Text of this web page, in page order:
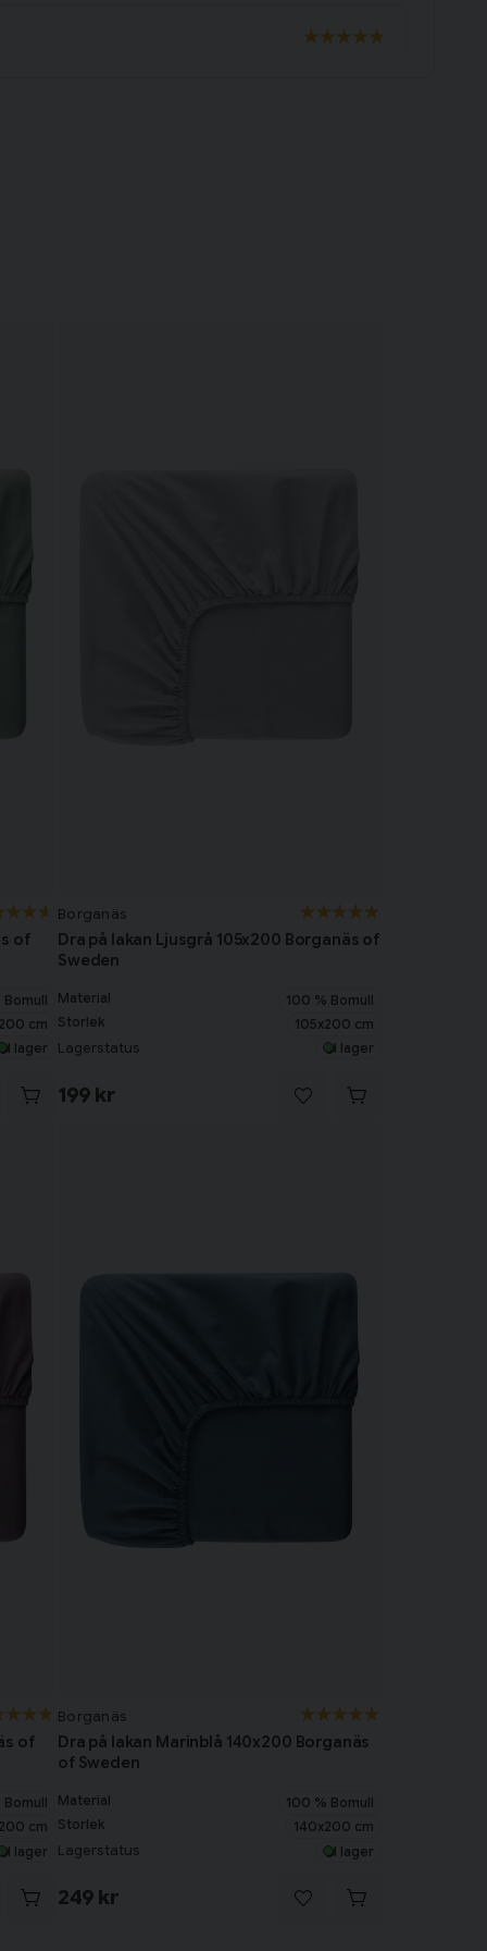
of
Bomull
cm
I lager
Borganäs
Dra på lakan Ljusgrå 105x200 Borganäs of
Sweden
Material
100 % Bomull
Storlek
105x200 cm
Lagerstatus I lager
199 kr
of
Bomull
cm
I lager
Borganäs
Dra på lakan Marinblå 140x200 Borganäs
of Sweden
Material
100 % Bomull
Storlek
140x200 cm
Lagerstatus I lager
249 kr